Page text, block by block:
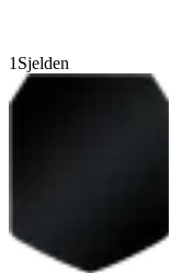
1 Sjelden